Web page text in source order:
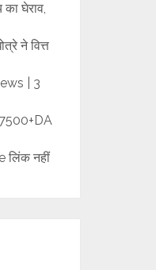
घेराव,
ने वित्त
| 3
7500+DA
लिंक नहीं